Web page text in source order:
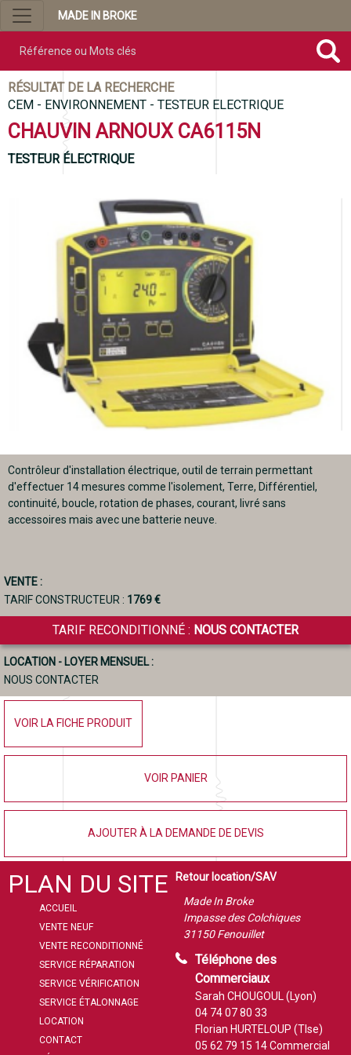
MADE IN BROKE
RÉSULTAT DE LA RECHERCHE
CEM - ENVIRONNEMENT - TESTEUR ELECTRIQUE
CHAUVIN ARNOUX CA6115N
TESTEUR ÉLECTRIQUE
Contrôleur d'installation électrique, outil de terrain permettant
d'effectuer 14 mesures comme l'isolement, Terre, Différentiel,
continuité, boucle, rotation de phases, courant, livré sans
accessoires mais avec une batterie neuve.
VENTE :
TARIF CONSTRUCTEUR : 1769 €
TARIF RECONDITIONNÉ : NOUS CONTACTER
LOCATION - LOYER MENSUEL :
NOUS CONTACTER
VOIR LA FICHE PRODUIT
VOIR PANIER
AJOUTER À LA DEMANDE DE DEVIS
PLAN DU SITE
ACCUEIL
VENTE NEUF
VENTE RECONDITIONNÉ
SERVICE RÉPARATION
SERVICE VÉRIFICATION
SERVICE ÉTALONNAGE
LOCATION
CONTACT
Retour location/SAV
Made In Broke
Impasse des Colchiques
31150 Fenouillet
Téléphone des
Commerciaux
Sarah CHOUGOUL (Lyon)
04 74 07 80 33
Florian HURTELOUP (Tlse)
05 62 79 15 14Commercial